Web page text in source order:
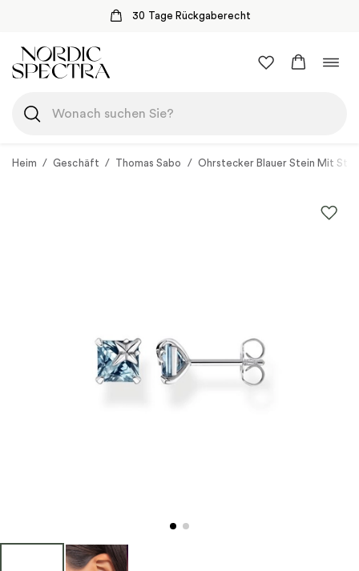
30 Tage Rückgaberecht
Inhalt
springen
Heim / Geschäft / Thomas Sabo / Ohrstecker Blauer Stein Mit